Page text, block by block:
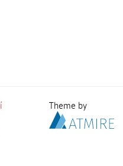
Theme by